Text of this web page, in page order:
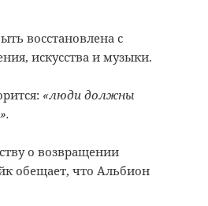
восстановлена с
искусства и музыки.
«люди должны
о возвращении
обещает, что Альбион